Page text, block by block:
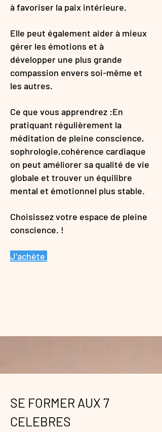
à favoriser la paix intérieure.
Elle peut également aider à mieux
gérer les émotions et à
développer une plus grande
compassion envers soi-même et
les autres.
Ce que vous apprendrez :En
pratiquant régulièrement la
méditation de pleine conscience,
sophrologie,cohérence cardiaque
on peut améliorer sa qualité de vie
globale et trouver un équilibre
mental et émotionnel plus stable.
Choisissez votre espace de pleine
conscience. !
J'achète
SE FORMER AUX 7
CELEBRES